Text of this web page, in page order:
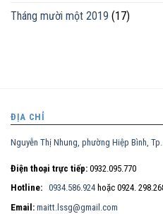
Tháng mười một 2019 (17)
ĐỊA CHỈ
Nguyễn Thị Nhung, phường Hiệp Bình,
Điện thoại trực tiếp: 0932.095.770
Hotline: 0934.586.924 hoặc 0924.
Email: maitt.lssg@gmail.com